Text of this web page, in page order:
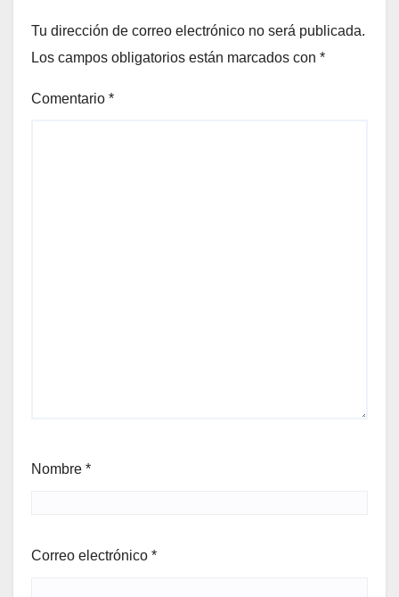
Tu dirección de correo electrónico no será publicada.
Los campos obligatorios están marcados con *
Comentario *
Nombre *
Correo electrónico *